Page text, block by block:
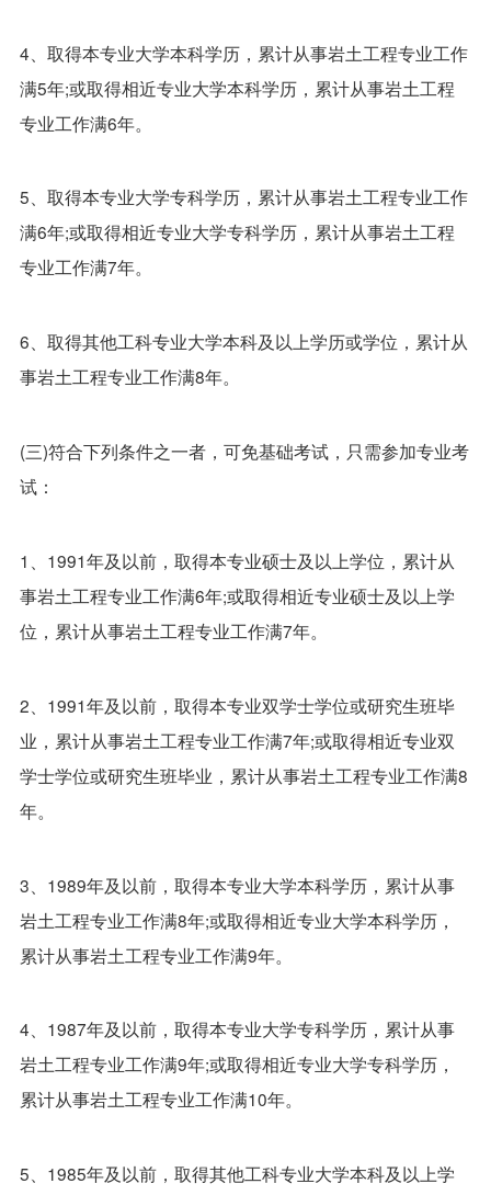
4、取得本专业大学本科学历，累计从事岩土工程专业工作
满5年;或取得相近专业大学本科学历，累计从事岩土工程
专业工作满6年。
5、取得本专业大学专科学历，累计从事岩土工程专业工作
满6年;或取得相近专业大学专科学历，累计从事岩土工程
专业工作满7年。
6、取得其他工科专业大学本科及以上学历或学位，累计从
事岩土工程专业工作满8年。
(三)符合下列条件之一者，可免基础考试，只需参加专业考
试：
1、1991年及以前，取得本专业硕士及以上学位，累计从
事岩土工程专业工作满6年;或取得相近专业硕士及以上学
位，累计从事岩土工程专业工作满7年。
2、1991年及以前，取得本专业双学士学位或研究生班毕
业，累计从事岩土工程专业工作满7年;或取得相近专业双
学士学位或研究生班毕业，累计从事岩土工程专业工作满8
年。
3、1989年及以前，取得本专业大学本科学历，累计从事
岩土工程专业工作满8年;或取得相近专业大学本科学历，
累计从事岩土工程专业工作满9年。
4、1987年及以前，取得本专业大学专科学历，累计从事
岩土工程专业工作满9年;或取得相近专业大学专科学历，
累计从事岩土工程专业工作满10年。
5、1985年及以前，取得其他工科专业大学本科及以上学